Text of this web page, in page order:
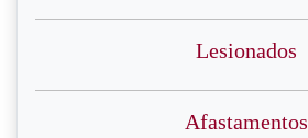
Lesionados
Afastamentos